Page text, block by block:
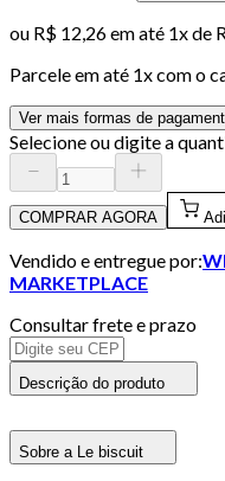
ou R$ 12,26em até 1x de
Parcele em até 1x com o
Ver mais formas de
Selecione ou digite a
COMPRAR AGORA
Vendido e entregue por:
MARKETPLACE
Consultar frete e prazo
Descrição do produto
Sobre a Le biscuit